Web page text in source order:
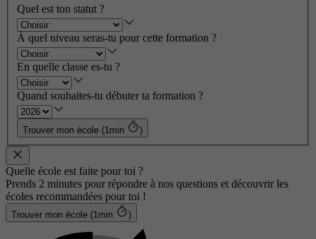
Quel est ton statut ?
À quel niveau seras-tu pour cette formation ?
En quelle classe es-tu ?
Quand souhaites-tu débuter ta formation ?
Trouver mon école (1min )
Quelle école est faite pour toi ?
Prends 2 minutes pour répondre à nos questions et découvrir les
écoles recommandées pour toi !
Trouver mon école (1min )